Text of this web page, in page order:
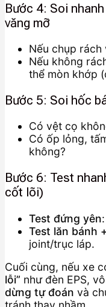
Bước 4: Soi
văng mỡ
Nếu chụp rách
Nếu không
thể mòn khớp
Bước 5: Soi hốc
Có vệt cọ
Có ốp lỏng,
không?
Bước 6: Test
cốt lõi)
Test đứng yên
Test lăn bánh
joint/trục láp.
Cuối cùng, nếu xe
lỗi” như đèn EPS,
dừng tự đoán và